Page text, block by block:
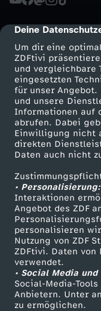
cmp-dialog-
Deine
Um dir eine
ZDFtivi
und vergleichbare
eingesetzten
für unser
und unsere
Informationen auf
abrufen. Dabei
Einwilligung nicht
direkten
Daten auch nicht
• Personalisierung:
Interaktionen
Angebot des ZDF
personalisieren
Nutzung von ZDF
ZDFtivi. Daten
verwendet.
• Social Media
Social-Media-
Anbietern. Unter
zu ermöglichen.
t
t
a
g
s
m
a
g
a
z
i
Mehr ZDF
ZDF-Apps
Smart TV
ZDFtext
Livestreams
Sendungen A-Z
TV-Programm
ZDF Unternehmen
Karriere